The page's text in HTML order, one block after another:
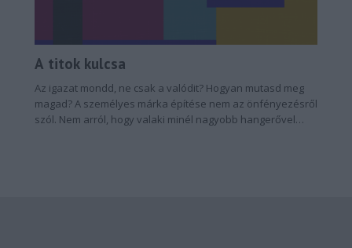
A titok kulcsa
Az igazat mondd, ne csak a valódit? Hogyan mutasd meg
magad? A személyes márka építése nem az önfényezésről
szól. Nem arról, hogy valaki minél nagyobb hangerővel